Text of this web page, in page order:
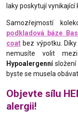
laky poskytují vynikající
Samozřejmostí
podkladová báze
coat bez výpotku.
nemusíte volit
Hypoalergennísložení
byste se musela
Objevte sílu
alergii!